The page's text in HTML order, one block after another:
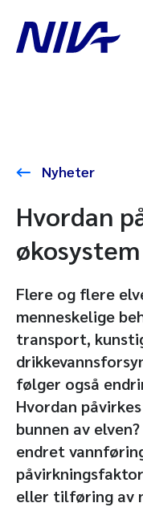
Nyheter
​Hvordan
Flere og flere
menneskelige
transport,
følger også
Hvordan
bunnen av
endret
eller tilføring av